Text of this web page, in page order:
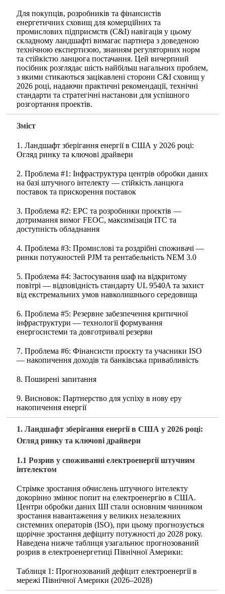
Для покупців, розробників та фінансистів
енергетичних сховищ для комерційних та
промислових підприємств (C&I) навігація у цьому
складному ландшафті вимагає партнера з доведеною
технічною експертизою, знанням регуляторних норм
та стійкістю ланцюга постачання. Цей вичерпний
посібник розглядає шість найбільш нагальних проблем,
з якими стикаються зацікавлені сторони C&I сховищ у
2026 році, надаючи практичні рекомендації, технічні
стандарти та стратегічні настанови для успішного
розгортання проектів.
Зміст
1. Ландшафт зберігання енергії в США у 2026 році:
Огляд ринку та ключові драйвери
2. Проблема #1: Інфраструктура центрів обробки даних
на базі штучного інтелекту — стійкість ланцюга
поставок та прискорення поставок
3. Проблема #2: EPC та розробники проєктів —
дотримання вимог FEOC, максимізація ITC та
доступність обладнання
4. Проблема #3: Промислові та роздрібні споживачі —
ринки потужностей PJM та рентабельність NEM 3.0
5. Проблема #4: Застосування шаф на відкритому
повітрі — відповідність стандарту UL 9540A та захист
від екстремальних умов навколишнього середовища
6. Проблема #5: Резервне забезпечення критичної
інфраструктури — технології формування
енергосистеми та довготривалі резерви
7. Проблема #6: Фінансисти проєкту та учасники ISO
— накопичення доходів та банківська привабливість
8. Поширені запитання
9. Висновок: Партнерство для успіху в нову еру
накопичення енергії
1. Ландшафт зберігання енергії в США у 2026 році:
Огляд ринку та ключові драйвери
1.1 Розрив у споживанні електроенергії штучним
інтелектом
Стрімке зростання обчислень штучного інтелекту
докорінно змінює попит на електроенергію в США.
Центри обробки даних ШІ стали основним чинником
зростання навантаження у великих незалежних
системних операторів (ISO), при цьому прогнозується
щорічне зростання дефіциту потужності до 2028 року.
Наведена нижче таблиця узагальнює прогнозований
розрив в електроенергетиці Північної Америки:
Таблиця 1: Прогнозований дефіцит електроенергії в
мережі Північної Америки (2026–2028)